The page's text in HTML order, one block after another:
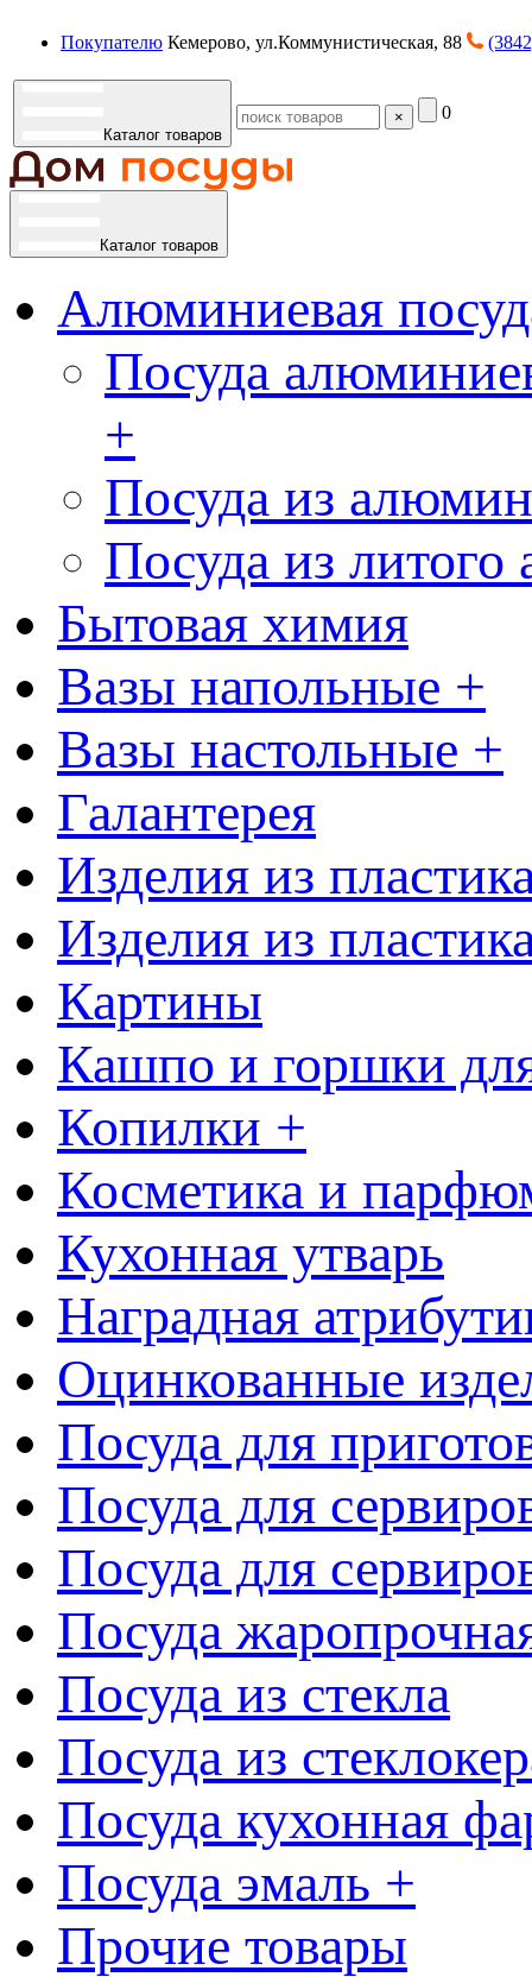
Покупателю Кемерово, ул.Коммунистическая, 88
Каталог товаров
× 0
Каталог товаров
Алюминиевая
Посуда
+
Посуда из
Посуда из
Бытовая химия
Вазы напольные +
Вазы настольные +
Галантерея
Изделия из
Изделия из
Картины
Кашпо и горшки
Копилки +
Косметика и
Кухонная утварь
Наградная
Оцинкованные
Посуда для
Посуда для
Посуда для
Посуда
Посуда из стекла
Посуда из
Посуда кухонная
Посуда эмаль +
Прочие товары